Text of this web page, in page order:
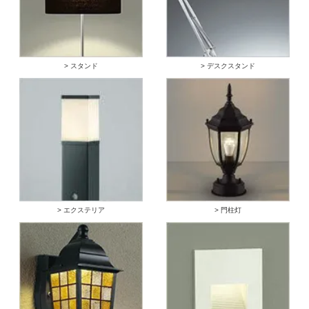
> スタンド > デスクスタンド
> エクステリア > 門柱灯